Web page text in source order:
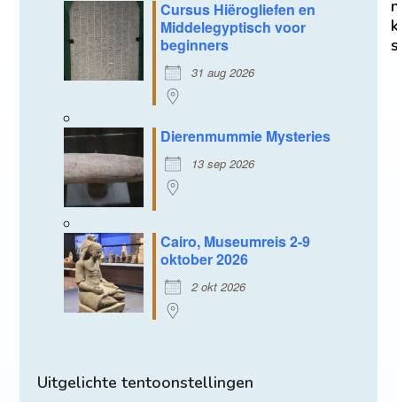
Cursus Hiërogliefen en
Middelegyptisch voor
beginners
31 aug 2026
Dierenmummie Mysteries
13 sep 2026
Cairo, Museumreis 2-9
oktober 2026
2 okt 2026
Uitgelichte tentoonstellingen